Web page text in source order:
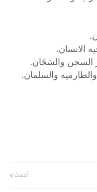
الانسان.
السجن والسَجّان.
والسلمان.
أحدث